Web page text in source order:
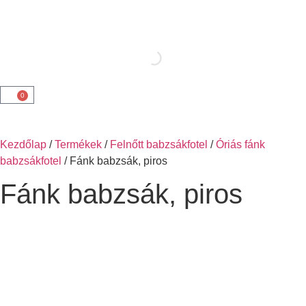
0
Kezdőlap /Termékek / Felnőtt babzsákfotel /Óriás fánk
babzsákfotel / Fánk babzsák, piros
Fánk babzsák, piros